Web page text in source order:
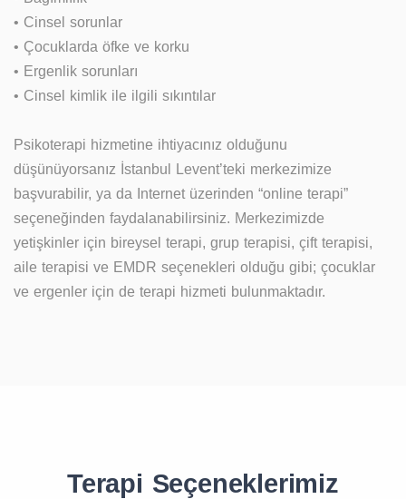
• Cinsel sorunlar
• Çocuklarda öfke ve korku
• Ergenlik sorunları
• Cinsel kimlik ile ilgili sıkıntılar
Psikoterapi hizmetine ihtiyacınız olduğunu
düşünüyorsanız İstanbul Levent’teki merkezimize
başvurabilir, ya da Internet üzerinden “online terapi”
seçeneğinden faydalanabilirsiniz. Merkezimizde
yetişkinler için bireysel terapi, grup terapisi, çift terapisi,
aile terapisi ve EMDR seçenekleri olduğu gibi; çocuklar
ve ergenler için de terapi hizmeti bulunmaktadır.
Terapi Seçeneklerimiz